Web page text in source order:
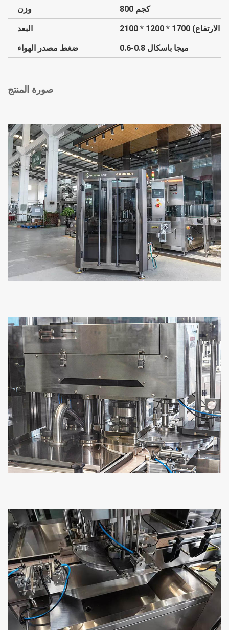
وزن
800 كجم
البعد
* الارتفاع)
ضغط مصدر الهواء
0.6-0.8 ميجا باسكال
صورة المنتج